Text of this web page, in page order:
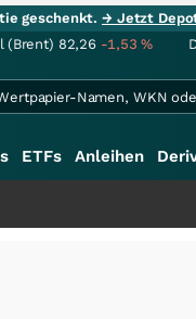
geschenkt.→ Jetzt
(Brent) 82,26 -1,53%
ETFs Anleihen